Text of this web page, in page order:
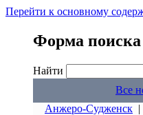
Перейти к основному
Форма поиска
Найти
Все
Анжеро-Судженск |